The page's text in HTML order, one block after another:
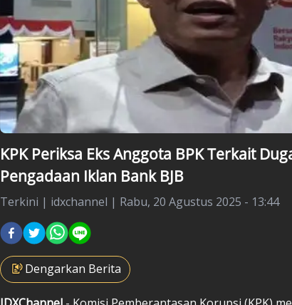
KPK Periksa Eks Anggota BPK Terkait
Pengadaan Iklan Bank BJB
Terkini | idxchannel | Rabu, 20 Agustus 2025 - 13:44
Dengarkan Berita